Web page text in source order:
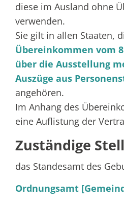
diese im Ausland ohne
verwenden.
Sie gilt in allen Staaten,
Übereinkommen vom
über die Ausstellung
Auszüge aus
angehören.
Im Anhang des
eine Auflistung der
Zuständige
das Standesamt des
Ordnungsamt